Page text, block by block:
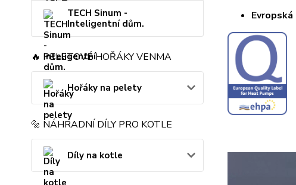
TECH Sinum -
Inteligentní dům.
🔥 PELETOVÉ HOŘÁKY VENMA
Hořáky na pelety
🔩 NÁHRADNÍ DÍLY PRO KOTLE
Díly na kotle